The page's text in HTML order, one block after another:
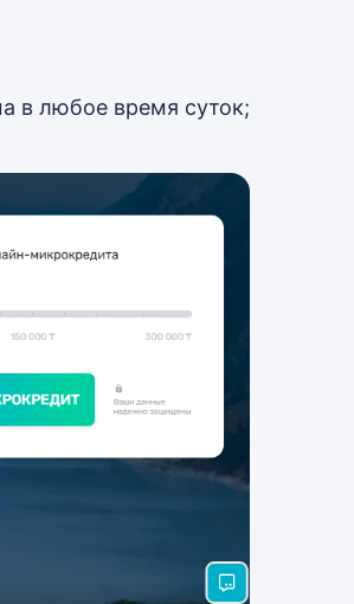
в любое время суток;